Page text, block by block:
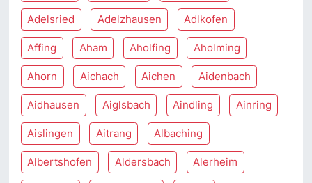
Adelsried Adelzhausen Adlkofen
Affing Aham Aholfing Aholming
Ahorn Aichach Aichen Aidenbach
Aidhausen Aiglsbach Aindling Ainring
Aislingen Aitrang Albaching
Albertshofen Aldersbach Alerheim